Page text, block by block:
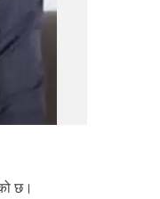
छ।